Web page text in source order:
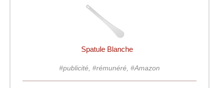
Spatule Blanche
#publicité, #rémunéré, #Amazon